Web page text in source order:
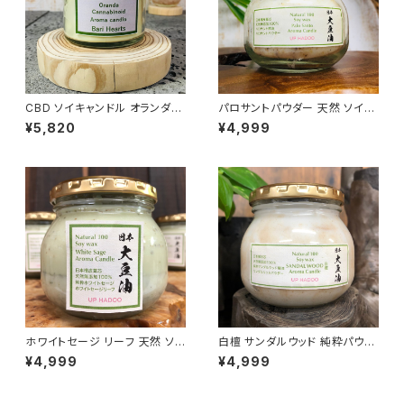
CBD ソイキャンドル オランダ製
カンナビジオール ヘンプシード
オイル
¥5,820
パロサントパウダー 天然 ソイキ
ャンドル アロマキャンドル
¥4,999
ホワイトセージ リーフ 天然 ソイ
キャンドル アロマキャンドル
¥4,999
白檀 サンダルウッド 純粋パウダ
ー精油配合 ソイ アロマキャンド
ル
¥4,999